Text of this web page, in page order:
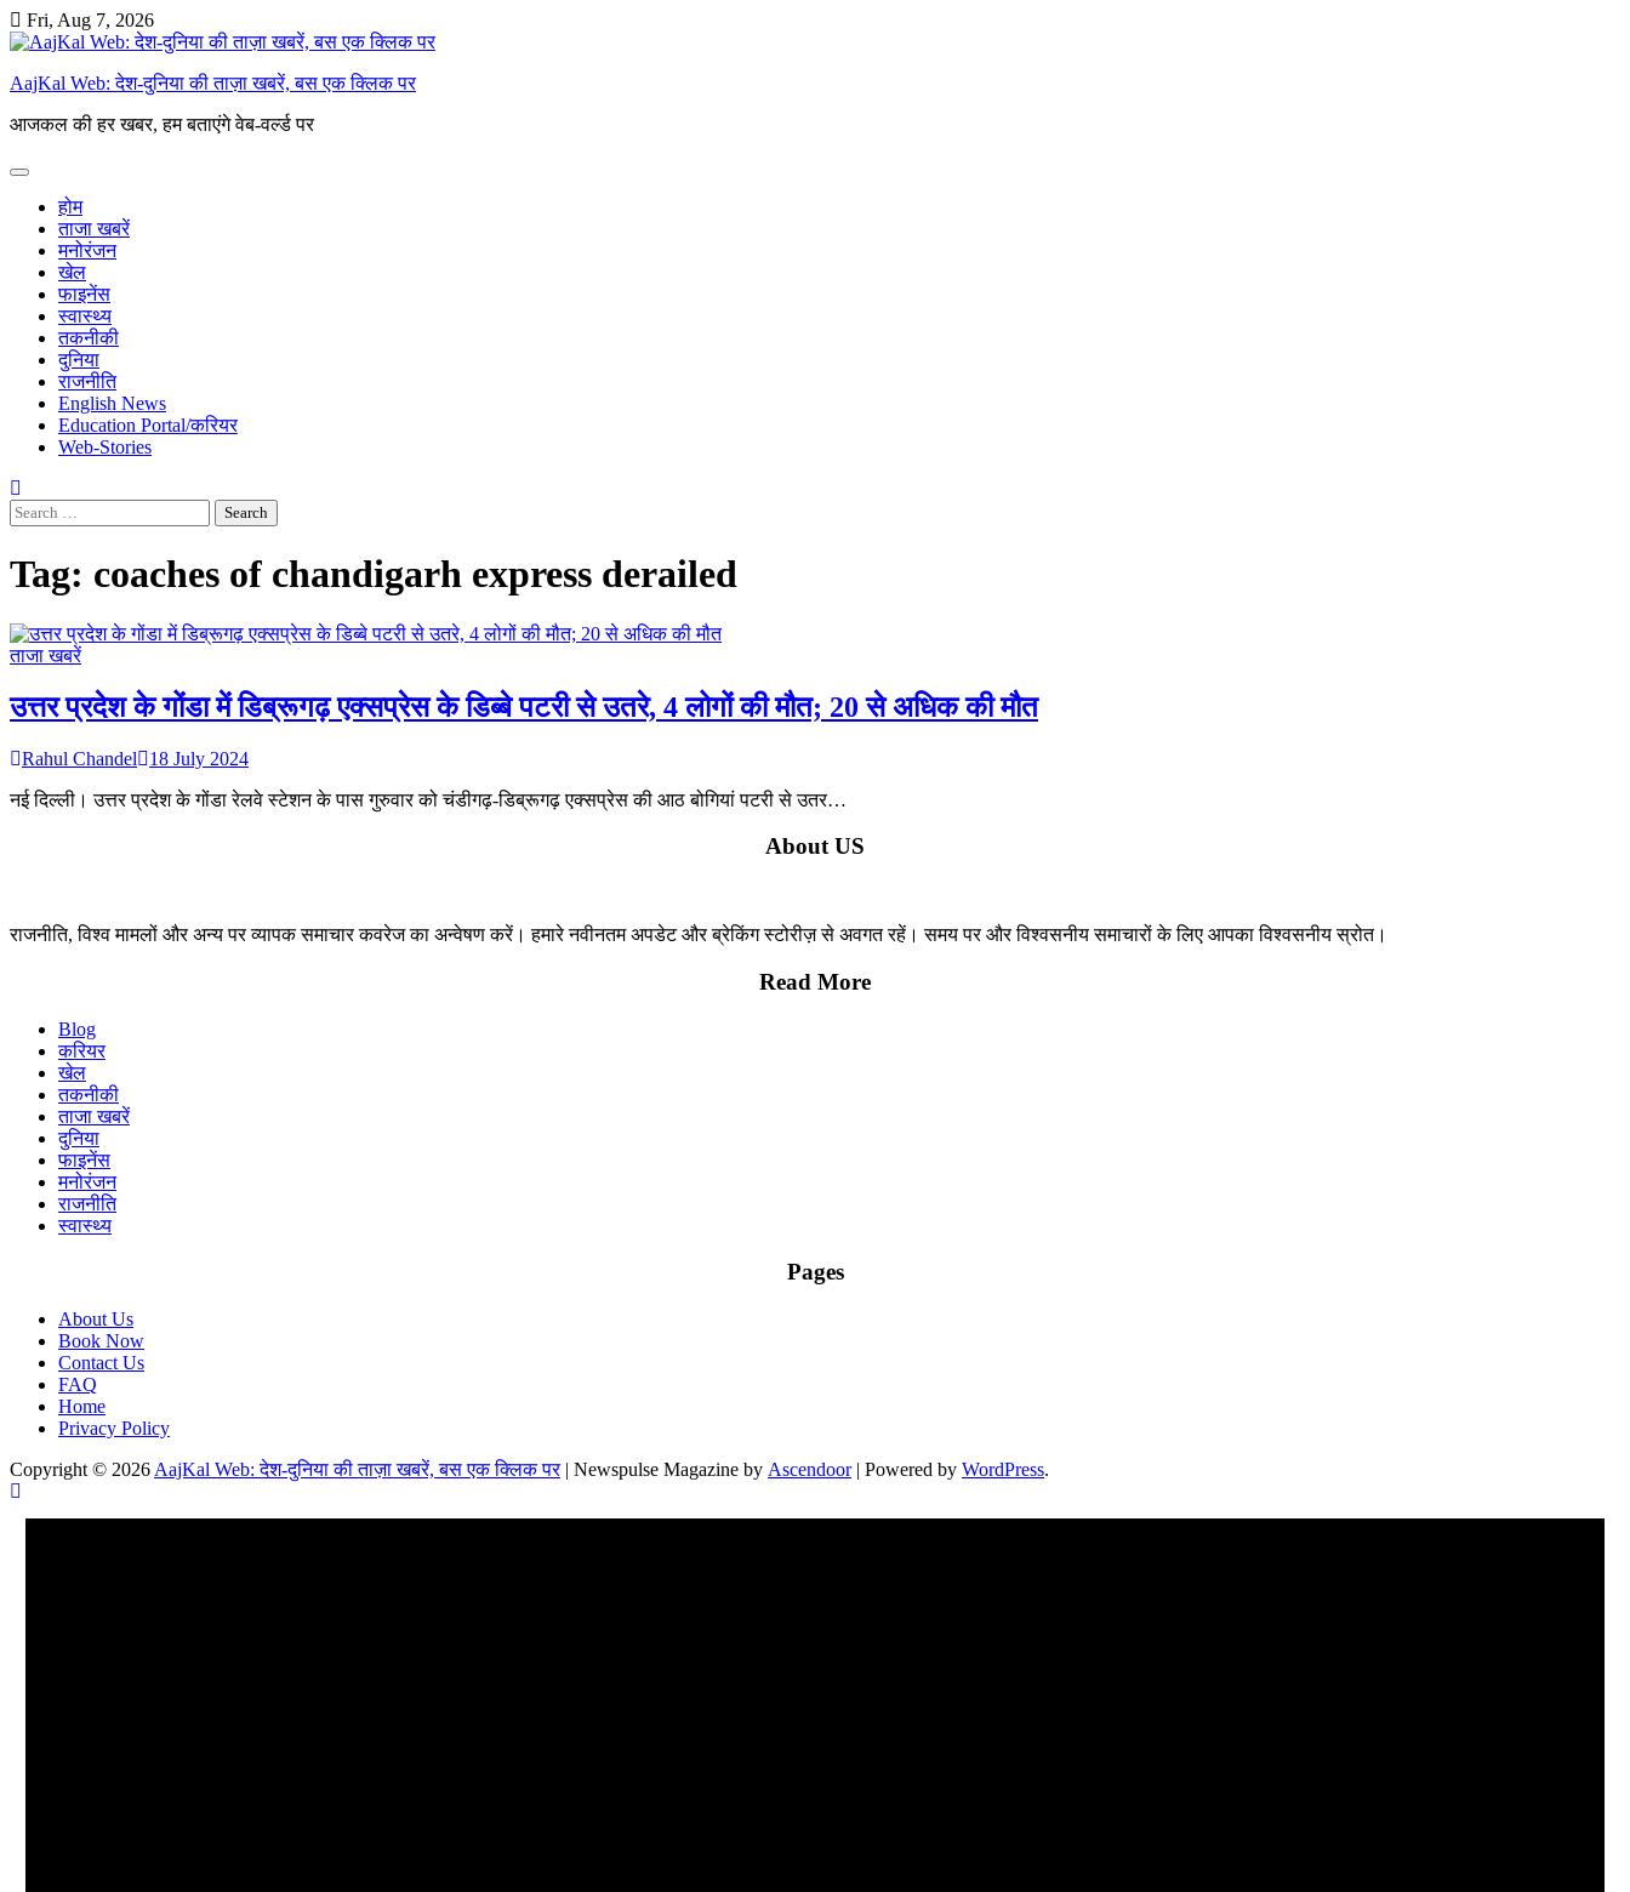
Skip
to
Fri, Aug 7, 2026
AajKal Web: देश-दुनिया की ताज़ा खबरें, बस एक क्लिक पर
आजकल की हर खबर, हम बताएंगे वेब-वर्ल्ड पर
होम
ताजा खबरें
मनोरंजन
खेल
फाइनेंस
स्वास्थ्य
तकनीकी
दुनिया
राजनीति
English News
Education Portal/करियर
Web-Stories
Search
for:
Tag: coaches of chandigarh express derailed
ताजा खबरें
उत्तर प्रदेश के गोंडा में डिब्रूगढ़ एक्सप्रेस के डिब्बे पटरी से उतरे, 4 लोगों की मौत; 20 से अधिक की मौत
Rahul Chandel
18 July 2024
नई दिल्ली। उत्तर प्रदेश के गोंडा रेलवे स्टेशन के पास गुरुवार को चंडीगढ़-डिब्रूगढ़ एक्सप्रेस की आठ बोगियां पटरी से उतर…
About US
राजनीति, विश्व मामलों और अन्य पर व्यापक समाचार कवरेज का अन्वेषण करें। हमारे नवीनतम अपडेट और ब्रेकिंग स्टोरीज़ से अवगत रहें। समय पर और विश्वसनीय समाचारों के लिए आपका विश्वसनीय स्रोत।
Read More
Blog
करियर
खेल
तकनीकी
ताजा खबरें
दुनिया
फाइनेंस
मनोरंजन
राजनीति
स्वास्थ्य
Pages
About Us
Book Now
Contact Us
FAQ
Home
Privacy Policy
Copyright © 2026 AajKal Web: देश-दुनिया की ताज़ा खबरें, बस एक क्लिक पर| Newspulse Magazine by Ascendoor| Powered by WordPress.